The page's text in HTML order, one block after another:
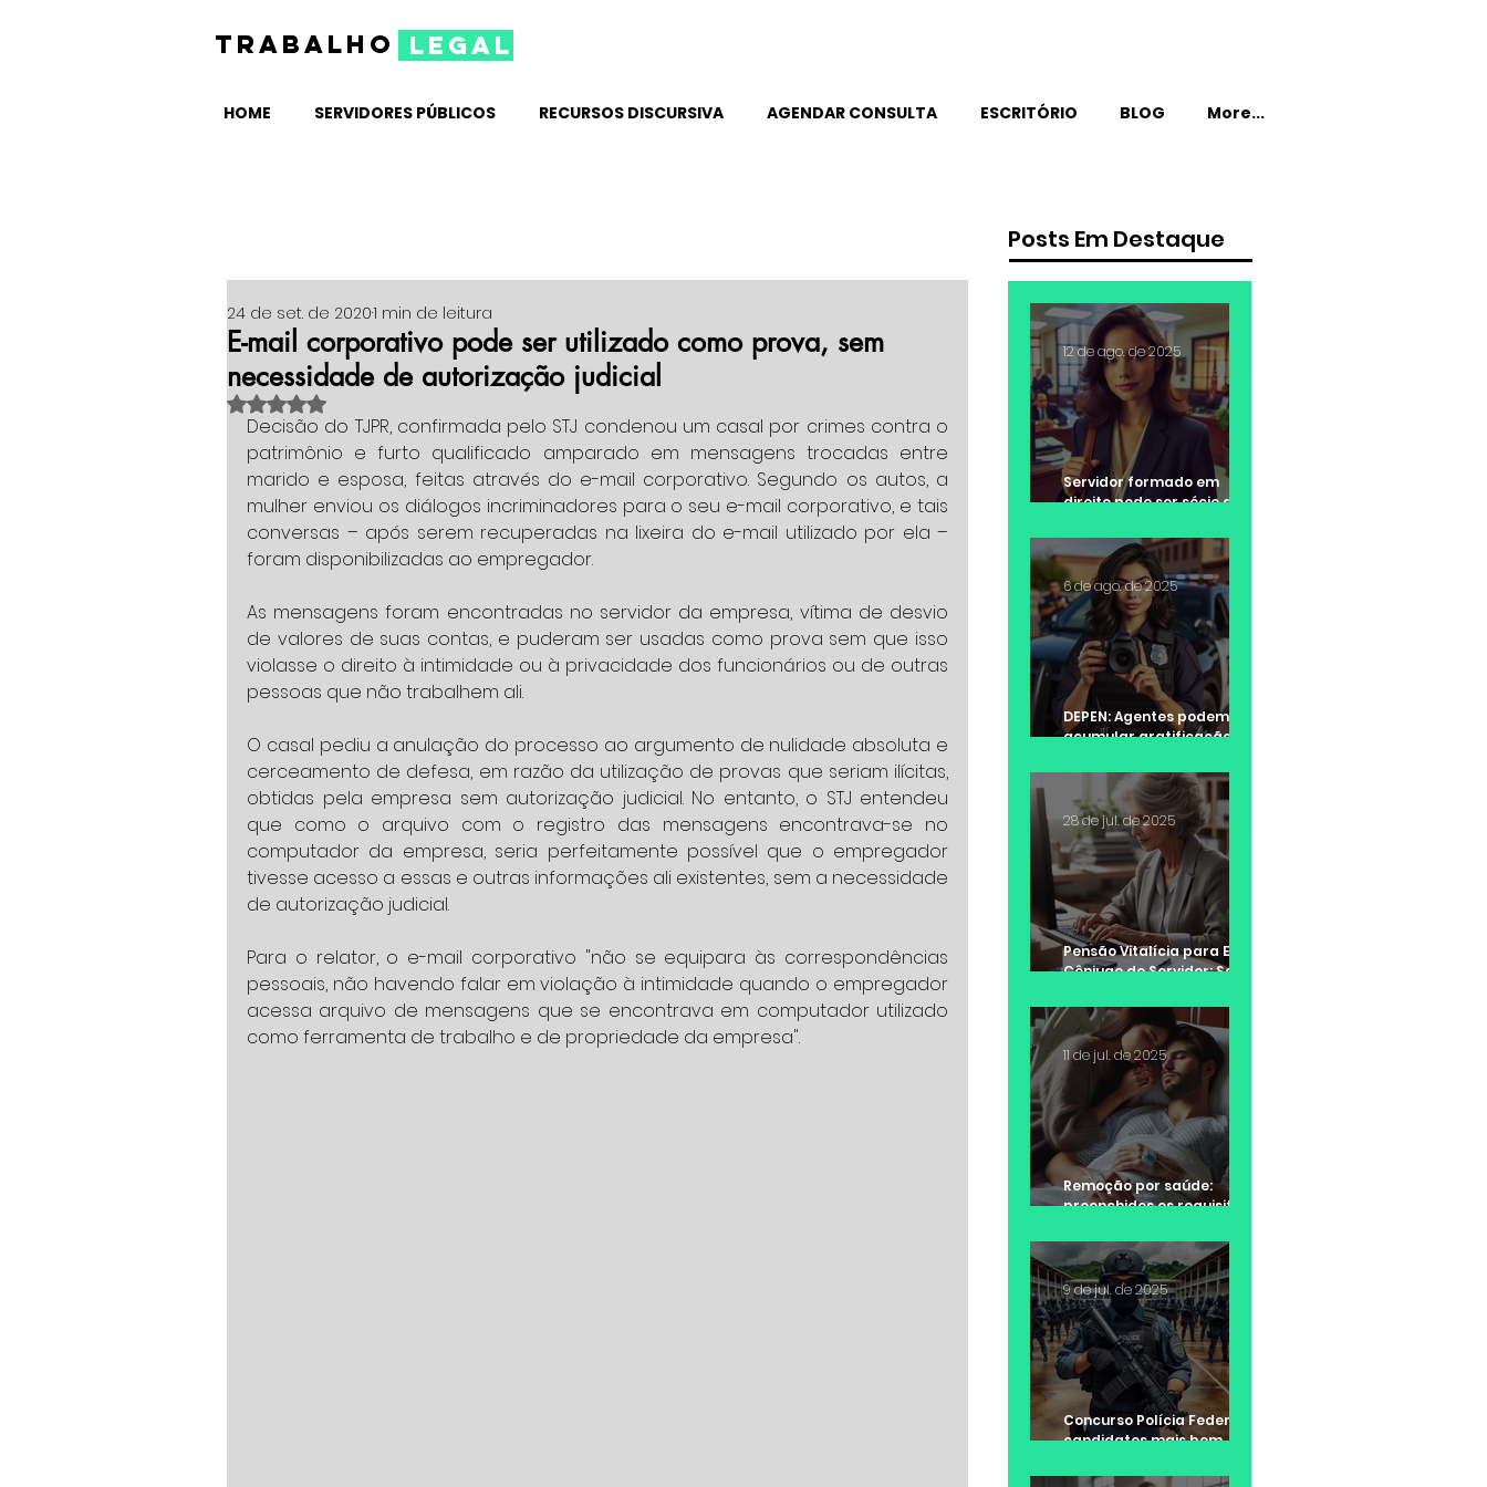
TRABALHO legal
HOME SERVIDORES PÚBLICOS RECURSOS DISCURSIVA AGENDAR CONSULTA ESCRITÓRIO BLOG More...
E-mail corporativo pode ser utilizado como prova, sem
necessidade de autorização judicial
24 de set. de 20201 min de leitura
Avaliado com NaN de 5 estrelas.
Decisão do TJPR, confirmada pelo STJ condenou um casal por crimes contra o
patrimônio e furto qualificado amparado em mensagens trocadas entre
marido e esposa, feitas através do e-mail corporativo. Segundo os autos, a
mulher enviou os diálogos incriminadores para o seu e-mail corporativo, e tais
conversas – após serem recuperadas na lixeira do e-mail utilizado por ela –
foram disponibilizadas ao empregador.
As mensagens foram encontradas no servidor da empresa, vítima de desvio
de valores de suas contas, e puderam ser usadas como prova sem que isso
violasse o direito à intimidade ou à privacidade dos funcionários ou de outras
pessoas que não trabalhem ali.
O casal pediu a anulação do processo ao argumento de nulidade absoluta e
cerceamento de defesa, em razão da utilização de provas que seriam ilícitas,
obtidas pela empresa sem autorização judicial. No entanto, o STJ entendeu
que como o arquivo com o registro das mensagens encontrava-se no
computador da empresa, seria perfeitamente possível que o empregador
tivesse acesso a essas e outras informações ali existentes, sem a necessidade
de autorização judicial.
Para o relator, o e-mail corporativo "não se equipara às correspondências
pessoais, não havendo falar em violação à intimidade quando o empregador
acessa arquivo de mensagens que se encontrava em computador utilizado
como ferramenta de trabalho e de propriedade da empresa".
Posts Em Destaque
Servidor formado em
direito pode ser sócio de
12 de ago. de 2025
DEPEN: Agentes podem
acumular gratificação de
insalubridade?
6 de ago. de 2025
Pensão Vitalícia para Ex-
Cônjuge de Servidor: Saiba
28 de jul. de 2025
Remoção por saúde:
preenchidos os requisitos
da Administração Pública
11 de jul. de 2025
Concurso Polícia Federal:
candidatos mais bem
preferência na escolha da
9 de jul. de 2025